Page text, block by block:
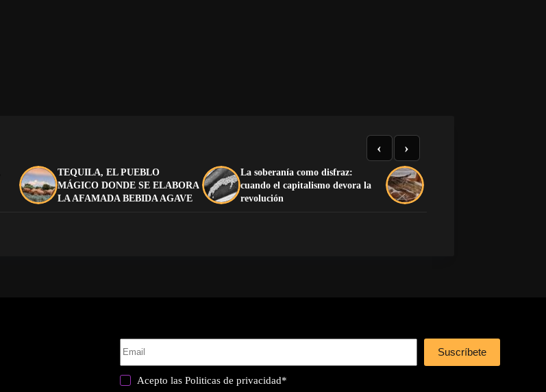
TEQUILA, EL PUEBLO
MÁGICO DONDE SE ELABORA
LA AFAMADA BEBIDA AGAVE
La soberanía como disfraz:
cuando el capitalismo devora la
revolución
La mano que no encendió
‹ ›
Suscríbete
Acepto lasPoliticas de privacidad*